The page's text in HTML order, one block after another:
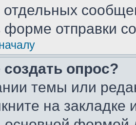
отдельных
форме отправки
опрос?
темы или
на